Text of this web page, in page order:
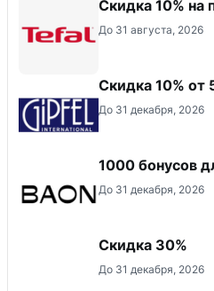
Скидка 10% на
До 31 августа, 2026
Скидка 10% от
До 31 декабря, 2026
1000 бонусов
До 31 декабря, 2026
Скидка 30%
До 31 декабря, 2026